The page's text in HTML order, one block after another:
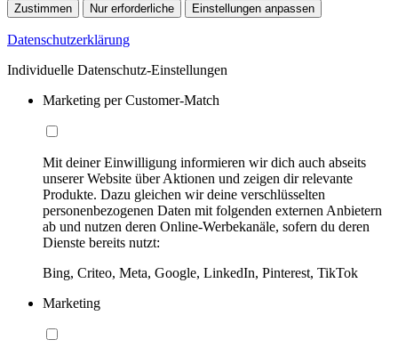
Zustimmen Nur erforderliche Einstellungen anpassen
Datenschutzerklärung
Individuelle Datenschutz-Einstellungen
Marketing per Customer-Match
Mit deiner Einwilligung informieren wir dich auch abseits
unserer Website über Aktionen und zeigen dir relevante
Produkte. Dazu gleichen wir deine verschlüsselten
personenbezogenen Daten mit folgenden externen Anbietern
ab und nutzen deren Online-Werbekanäle, sofern du deren
Dienste bereits nutzt:
Bing, Criteo, Meta, Google, LinkedIn, Pinterest, TikTok
Marketing